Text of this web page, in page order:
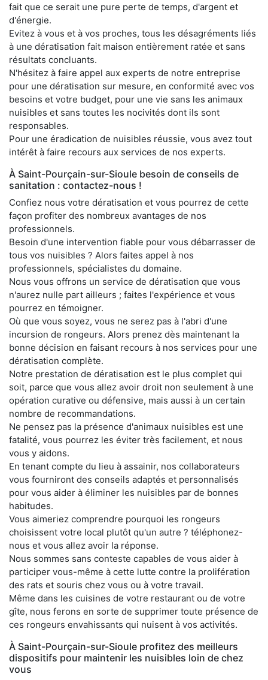
fait que ce serait une pure perte de temps, d'argent et
d'énergie.
Evitez à vous et à vos proches, tous les désagréments liés
à une dératisation fait maison entièrement ratée et sans
résultats concluants.
N'hésitez à faire appel aux experts de notre entreprise
pour une dératisation sur mesure, en conformité avec vos
besoins et votre budget, pour une vie sans les animaux
nuisibles et sans toutes les nocivités dont ils sont
responsables.
Pour une éradication de nuisibles réussie, vous avez tout
intérêt à faire recours aux services de nos experts.
À Saint-Pourçain-sur-Sioule besoin de conseils de
sanitation : contactez-nous !
Confiez nous votre dératisation et vous pourrez de cette
façon profiter des nombreux avantages de nos
professionnels.
Besoin d'une intervention fiable pour vous débarrasser de
tous vos nuisibles ? Alors faites appel à nos
professionnels, spécialistes du domaine.
Nous vous offrons un service de dératisation que vous
n'aurez nulle part ailleurs ; faites l'expérience et vous
pourrez en témoigner.
Où que vous soyez, vous ne serez pas à l'abri d'une
incursion de rongeurs. Alors prenez dès maintenant la
bonne décision en faisant recours à nos services pour une
dératisation complète.
Notre prestation de dératisation est le plus complet qui
soit, parce que vous allez avoir droit non seulement à une
opération curative ou défensive, mais aussi à un certain
nombre de recommandations.
Ne pensez pas la présence d'animaux nuisibles est une
fatalité, vous pourrez les éviter très facilement, et nous
vous y aidons.
En tenant compte du lieu à assainir, nos collaborateurs
vous fourniront des conseils adaptés et personnalisés
pour vous aider à éliminer les nuisibles par de bonnes
habitudes.
Vous aimeriez comprendre pourquoi les rongeurs
choisissent votre local plutôt qu'un autre ? téléphonez-
nous et vous allez avoir la réponse.
Nous sommes sans conteste capables de vous aider à
participer vous-même à cette lutte contre la prolifération
des rats et souris chez vous ou à votre travail.
Même dans les cuisines de votre restaurant ou de votre
gîte, nous ferons en sorte de supprimer toute présence de
ces rongeurs envahissants qui nuisent à vos activités.
À Saint-Pourçain-sur-Sioule profitez des meilleurs
dispositifs pour maintenir les nuisibles loin de chez
vous